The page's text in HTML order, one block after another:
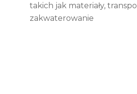
takich jak materiały,
zakwaterowanie